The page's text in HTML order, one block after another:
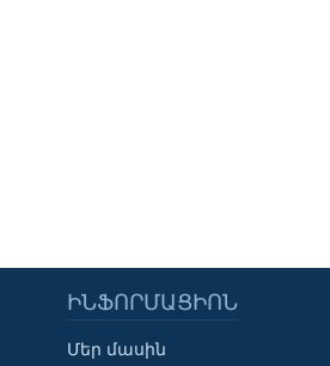
ԻՆՖՈՐՄԱՑԻՈՆ
Մեր մասին